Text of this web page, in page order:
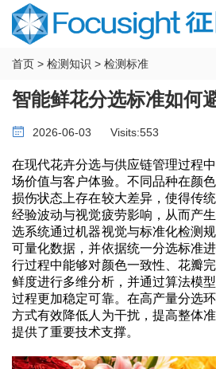
首页 > 检测知识 > 检测标准
智能鲜花分选标准如何
2026-06-03 Visits:553
在现代花卉分选与供应链管理过程
场价值与客户体验。不同品种在颜
损伤状态上存在较大差异，使得传
经验波动与视觉疲劳影响，从而产
选系统通过机器视觉与标准化检测
可量化数据，并依据统一分选标准
行过程中能够对颜色一致性、花瓣
鲜度进行多维分析，并通过算法模
过程更加稳定可靠。在高产量分选
方式有效降低人为干扰，提高整体
提供了重要技术支撑。